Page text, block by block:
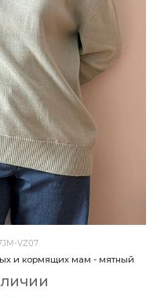
VZ07
и кормящих мам - мятный